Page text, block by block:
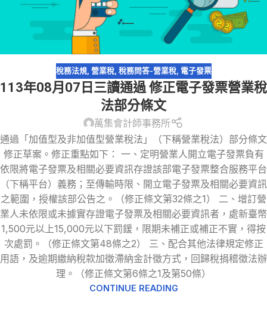
稅務法規, 營業稅, 稅務問答-營業稅, 電子發票
113年08月07日三讀通過 修正電子發票營業稅
法部分條文
萬集會計師事務所
通過「加值型及非加值型營業稅法」（下稱營業稅法）部分條文
修正草案。修正重點如下： 一、定明營業人開立電子發票負有
依限將電子發票及相關必要資訊存證該部電子發票整合服務平台
（下稱平台）義務；至傳輸時限、開立電子發票及相關必要資訊
之範圍，授權該部公告之。（修正條文第32條之1） 二、增訂營
業人未依限或未據實存證電子發票及相關必要資訊者，處新臺幣
1,500元以上15,000元以下罰鍰，限期未補正或補正不實，得按
次處罰。（修正條文第48條之2） 三、配合其他法律規定修正
用語，及逾期繳納稅款加徵滯納金計徵方式，回歸稅捐稽徵法辦
理。（修正條文第6條之1及第50條）
CONTINUE READING